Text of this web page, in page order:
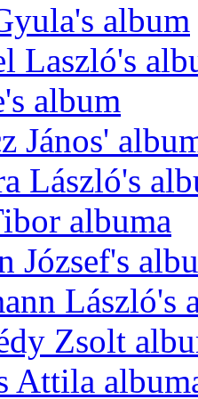
album
Laszló's
album
János'
László's
albuma
József's
László's
Zsolt
Attila